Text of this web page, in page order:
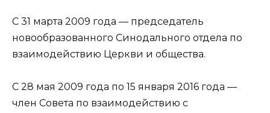
С 31 марта 2009 года — председатель
новообразованного Синодального отдела по
взаимодействию Церкви и общества.
С 28 мая 2009 года по 15 января 2016 года —
член Совета по взаимодействию с